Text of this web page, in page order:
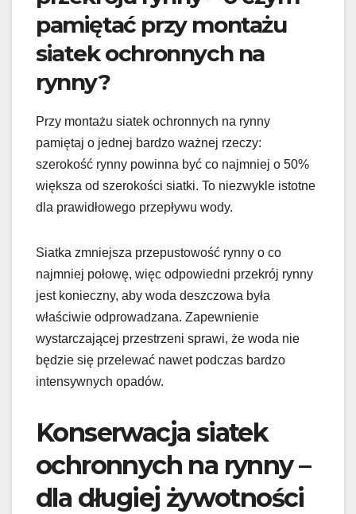
pamiętać przy montażu
siatek ochronnych na
rynny?
Przy montażu siatek ochronnych na rynny
pamiętaj o jednej bardzo ważnej rzeczy:
szerokość rynny powinna być co najmniej o 50%
większa od szerokości siatki. To niezwykle istotne
dla prawidłowego przepływu wody.
Siatka zmniejsza przepustowość rynny o co
najmniej połowę, więc odpowiedni przekrój rynny
jest konieczny, aby woda deszczowa była
właściwie odprowadzana. Zapewnienie
wystarczającej przestrzeni sprawi, że woda nie
będzie się przelewać nawet podczas bardzo
intensywnych opadów.
Konserwacja siatek
ochronnych na rynny –
dla długiej żywotności